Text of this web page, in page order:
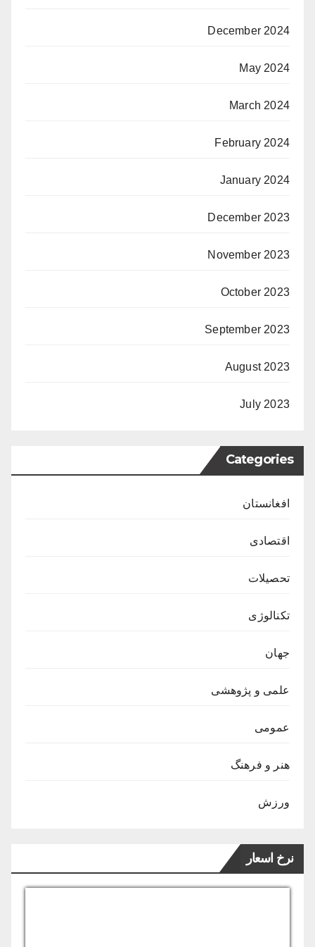
December 2024
May 2024
March 2024
February 2024
January 2024
December 2023
November 2023
October 2023
September 2023
August 2023
July 2023
Categories
افغانستان
اقتصادی
تحصیلات
تکنالوژی
جهان
علمی و پژوهشی
عمومی
هنر و فرهنگ
ورزش
نرخ اسعار